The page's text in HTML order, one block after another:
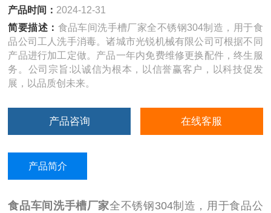
产品时间： 2024-12-31
简要描述： 食品车间洗手槽厂家全不锈钢304制造，用于食
品公司工人洗手消毒。诸城市光锐机械有限公司可根据不同
产品进行加工定做。产品一年内免费维修更换配件，终生服
务。公司宗旨:以诚信为根本，以信誉赢客户，以科技促发
展，以品质创未来。
产品咨询 在线客服
产品简介
食品车间洗手槽厂家全不锈钢 304制造，用于食品公